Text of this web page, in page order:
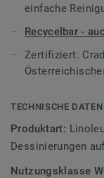
Cradle® Silber,
Österreichischen
Auf Anfrage mit
verfügbar.
Mehr über Tarkett
einfache
Recycelbar -
Zertifiziert:
TECHNISCHE DATEN
Produktart:
Dessinierungen
Nutzungsklasse